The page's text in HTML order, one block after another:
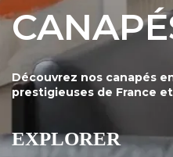
Découvrez nos canapés
prestigieuses de France
EXPLORER